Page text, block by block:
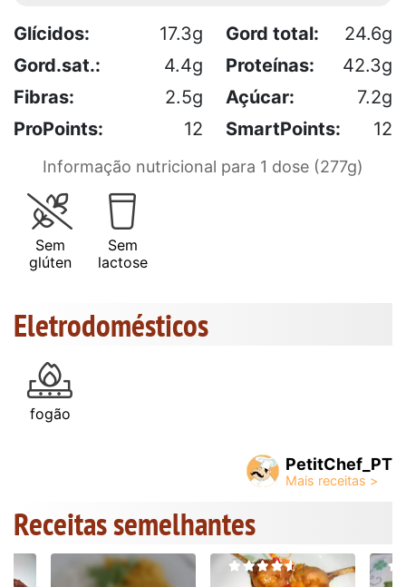
Glícidos: 17.3g Gord total:
24.6g
Gord.sat.:
4.4g Proteínas:
42.3g
Fibras:
2.5g Açúcar:
7.2g
ProPoints:
12 SmartPoints: 12
Informação nutricional para 1 dose (277g)
Sem
glúten
Sem
lactose
Eletrodomésticos
fogão
PetitChef_PT
Receitas semelhantes